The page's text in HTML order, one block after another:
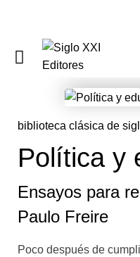
biblioteca clásica de
Política y
Ensayos para
Paulo Freire
Poco después de